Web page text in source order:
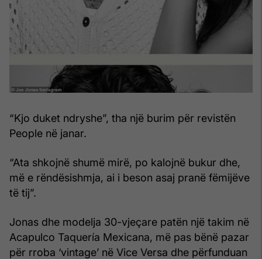
“Kjo duket ndryshe”, tha një burim për revistën
People në janar.
“Ata shkojnë shumë mirë, po kalojnë bukur dhe,
më e rëndësishmja, ai i beson asaj pranë fëmijëve
të tij”.
Jonas dhe modelja 30-vjeçare patën një takim në
Acapulco Taquería Mexicana, më pas bënë pazar
për rroba ‘vintage’ në Vice Versa dhe përfunduan